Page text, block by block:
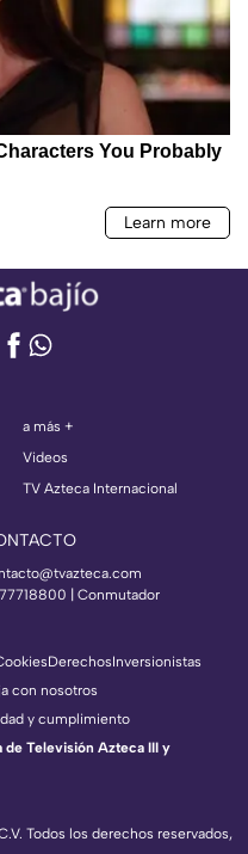
a más +
Videos
TV Azteca Internacional
| Conmutador
Todos los derechos reservados,
DerechosInversionistas
con nosotros
y cumplimiento
Televisión Azteca III y